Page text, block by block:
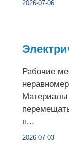
2026-07-06
Рабочие
Материалы
п...
2026-07-03